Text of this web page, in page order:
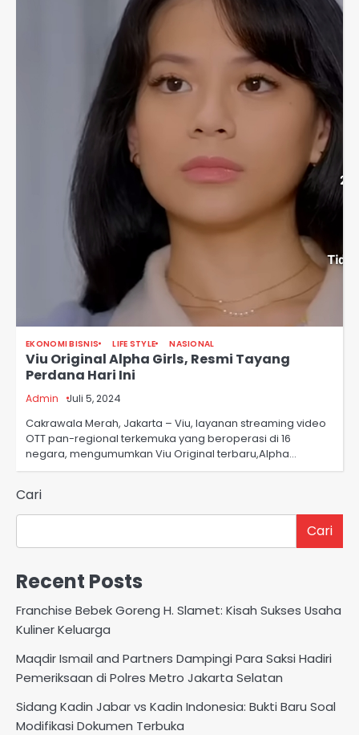
EKONOMI BISNIS LIFE STYLE NASIONAL
Viu Original Alpha Girls, Resmi Tayang
Perdana Hari Ini
Admin Juli 5, 2024
Cakrawala Merah, Jakarta – Viu, layanan streaming video
OTT pan-regional terkemuka yang beroperasi di 16
negara, mengumumkan Viu Original terbaru,Alpha…
Cari
Cari
Recent Posts
Franchise Bebek Goreng H. Slamet: Kisah Sukses Usaha
Kuliner Keluarga
Maqdir Ismail and Partners Dampingi Para Saksi Hadiri
Pemeriksaan di Polres Metro Jakarta Selatan
Sidang Kadin Jabar vs Kadin Indonesia: Bukti Baru Soal
Modifikasi Dokumen Terbuka